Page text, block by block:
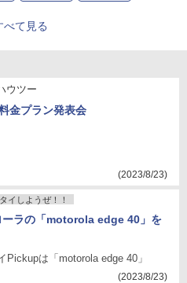
2013
べて見る
ウツー
金プラン発表会
(2023/8/23)
イしようぜ！！
ラの「motorola edge 40」を
Pickupは「motorola edge 40」
(2023/8/23)